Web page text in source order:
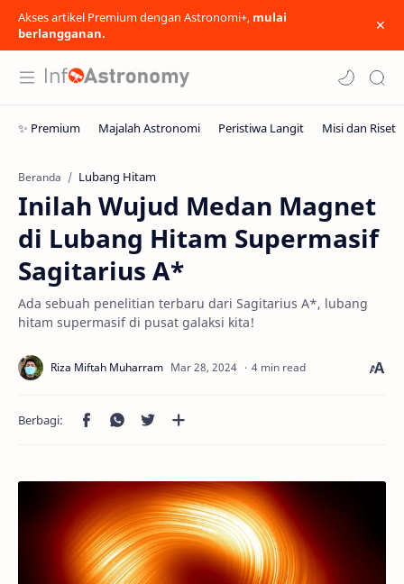
Akses artikel Premium dengan Astronomi+, mulai
berlangganan.
Beranda Lubang Hitam
Inilah Wujud Medan Magnet
di Lubang Hitam Supermasif
Sagitarius A*
Ada sebuah penelitian terbaru dari Sagitarius A*, lubang
hitam supermasif di pusat galaksi kita!
4 min read